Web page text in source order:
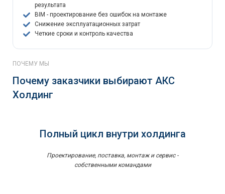
результата
BIM - проектирование без ошибок на монтаже
Снижение эксплуатационных затрат
Четкие сроки и контроль качества
ПОЧЕМУ МЫ
Почему заказчики выбирают АКС
Холдинг
Полный цикл внутри холдинга
Проектирование, поставка, монтаж и сервис -
собственными командами